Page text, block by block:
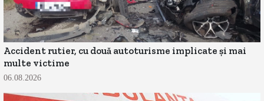
Accident rutier, cu două autoturisme implicate și mai
multe victime
06.08.2026